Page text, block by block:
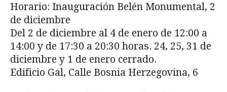
Horario: Inauguración Belén Monumental, 2
de diciembre
Del 2 de diciembre al 4 de enero de 12:00 a
14:00 y de 17:30 a 20:30 horas. 24, 25, 31 de
diciembre y 1 de enero cerrado.
Edificio Gal, Calle Bosnia Herzegovina, 6